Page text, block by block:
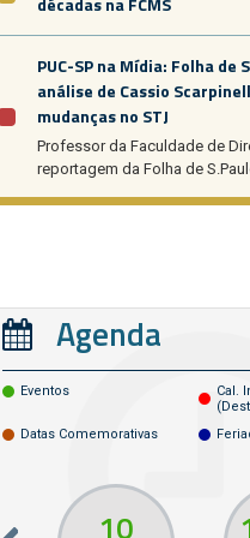
PUC-SP na Mídia: Folha de
análise de Cassio
mudanças no STJ
Professor da Faculdade de
reportagem da Folha de
Agenda
Eventos
Cal.
Datas Comemorativas
10